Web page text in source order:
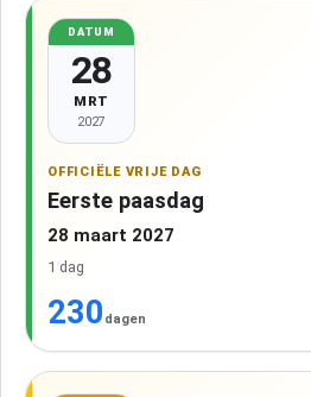
DATUM
28
MRT
2027
OFFICIËLE VRIJE DAG
Eerste paasdag
28 maart 2027
1 dag
230 dagen